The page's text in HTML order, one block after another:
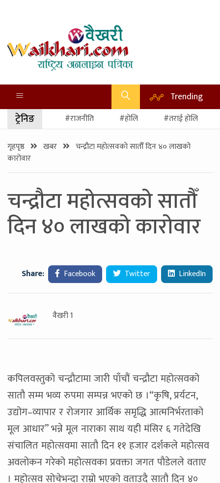
Trending
ट्रेनिङ #राजनीति #होलि #तराई होलि
गृहपृष्ठ खबर
चन्द्रौटा महोत्सवको सातौँ दिन ४० लाखको
कारोवार
चन्द्रौटा महोत्सवको सातौँ
दिन ४० लाखको कारोवार
Share: Facebook Twitter LinkedIn
वैखरी 1
कपिलवस्तुको चन्द्रौटामा जारी पाँचौं चन्द्रौटा महोत्सवको
सातौ सम्म भव्य रुपमा सम्पन्न भएको छ ।“कृषि, प्रर्यटन,
उद्योग–व्यापार र रोजगार आर्थिक समृद्धि आत्मनिर्भरताको
मूल आधार” भन्ने मूल नाराका साथ यही मंसिर ६ गतेदेखि
संचालित महोत्सवमा सातौ दिन ११ हजार दर्शकले महोत्सव
अवलोकन गरेको महोत्सवका प्रवक्ता जगत पौडेलले वताए
। महोत्सव सोचेभन्दा राम्रो भएको वताउदै सातौ दिन ४०